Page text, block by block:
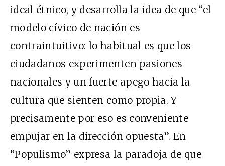
ideal étnico, y desarrolla la idea de que “el
modelo cívico de nación es
contraintuitivo: lo habitual es que los
ciudadanos experimenten pasiones
nacionales y un fuerte apego hacia la
cultura que sienten como propia. Y
precisamente por eso es conveniente
empujar en la dirección opuesta”. En
“Populismo” expresa la paradoja de que